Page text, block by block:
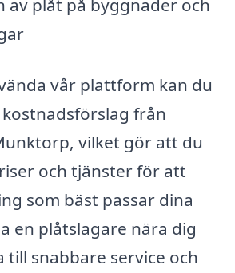
av plåt på byggnader och
vår plattform kan du
från
vilket gör att du
och tjänster för att
som bäst passar dina
en plåtslagare nära dig
till snabbare service och